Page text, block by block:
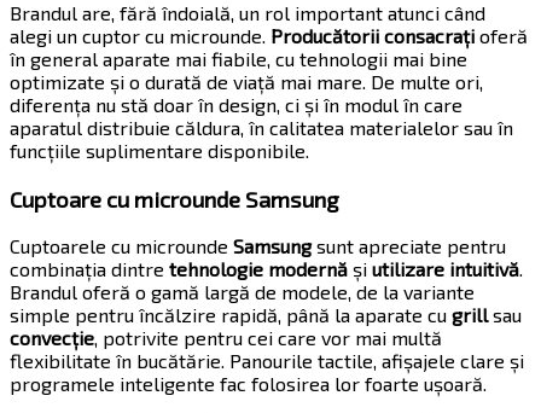
Brandul are, fără îndoială, un rol important atunci când
alegi un cuptor cu microunde. Producătorii consacrați oferă
în general aparate mai fiabile, cu tehnologii mai bine
optimizate și o durată de viață mai mare. De multe ori,
diferența nu stă doar în design, ci și în modul în care
aparatul distribuie căldura, în calitatea materialelor sau în
funcțiile suplimentare disponibile.
Cuptoare cu microunde Samsung
Cuptoarele cu microunde Samsungsunt apreciate pentru
combinația dintre tehnologie modernă și utilizare intuitivă.
Brandul oferă o gamă largă de modele, de la variante
simple pentru încălzire rapidă, până la aparate cu grillsau
convecție, potrivite pentru cei care vor mai multă
flexibilitate în bucătărie. Panourile tactile, afișajele clare și
programele inteligente fac folosirea lor foarte ușoară.